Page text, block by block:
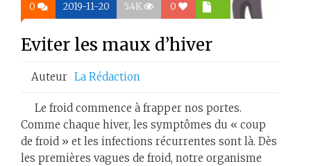
0 2019-11-20 5.4K 0
Eviter les maux d’hiver
Auteur La Rédaction
Le froid commence à frapper nos portes.
Comme chaque hiver, les symptômes du « coup
de froid » et les infections récurrentes sont là. Dès
les premières vagues de froid, notre organisme